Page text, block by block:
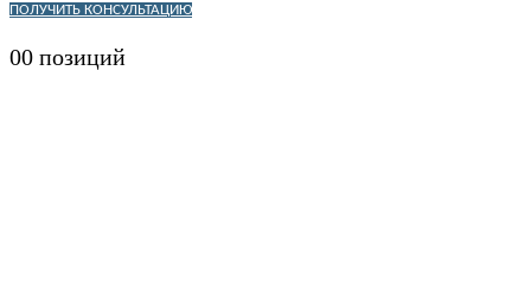
ПОЛУЧИТЬ КОНСУЛЬТАЦИЮ
00 позиций